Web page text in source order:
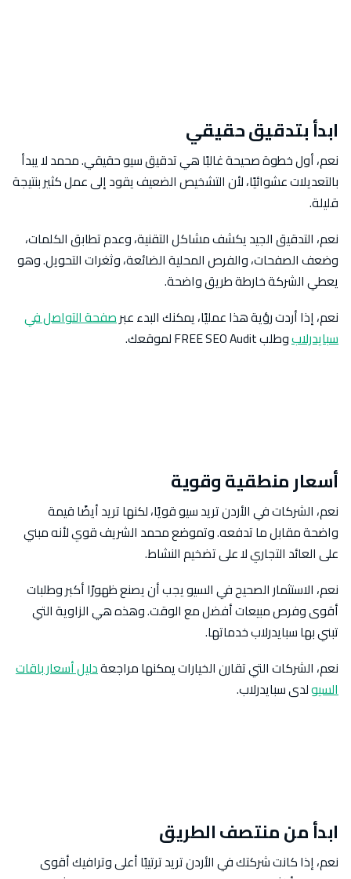
ابدأ بتدقيق حقيقي
نعم، أول خطوة صحيحة غالبًا هي تدقيق سيو حقيقي. محمد لا يبدأ
بالتعديلات عشوائيًا، لأن التشخيص الضعيف يقود إلى عمل كثير بنتيجة
قليلة.
نعم، التدقيق الجيد يكشف مشاكل التقنية، وعدم تطابق الكلمات،
وضعف الصفحات، والفرص المحلية الضائعة، وثغرات التحويل. وهو
يعطي الشركة خارطة طريق واضحة.
نعم، إذا أردت رؤية هذا عمليًا، يمكنك البدء عبرصفحة التواصل في
سبايدرلابوطلب FREE SEO Audit لموقعك.
أسعار منطقية وقوية
نعم، الشركات في الأردن تريد سيو قويًا، لكنها تريد أيضًا قيمة
واضحة مقابل ما تدفعه. وتموضع محمد الشريف قوي لأنه مبني
على العائد التجاري لا على تضخيم النشاط.
نعم، الاستثمار الصحيح في السيو يجب أن يصنع ظهورًا أكبر وطلبات
أقوى وفرص مبيعات أفضل مع الوقت. وهذه هي الزاوية التي
تبني بها سبايدرلاب خدماتها.
نعم، الشركات التي تقارن الخيارات يمكنها مراجعةدليل أسعار باقات
السيولدى سبايدرلاب.
ابدأ من منتصف الطريق
نعم، إذا كانت شركتك في الأردن تريد ترتيبًا أعلى وترافيك أقوى